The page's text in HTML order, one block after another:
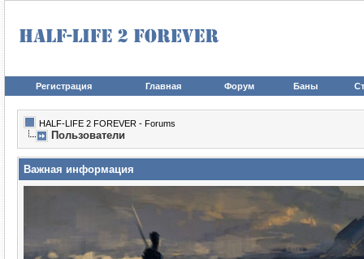
Регистрация Главная Форум Баны
HALF-LIFE 2 FOREVER - Forums
Пользователи
Важная информация